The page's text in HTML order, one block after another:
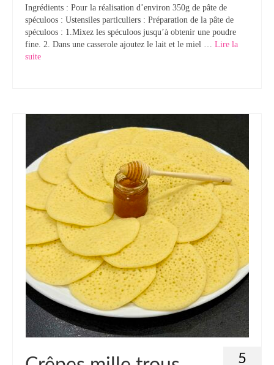
Ingrédients : Pour la réalisation d’environ 350g de pâte de
spéculoos : Ustensiles particuliers : Préparation de la pâte de
spéculoos : 1.Mixez les spéculoos jusqu’à obtenir une poudre
fine. 2. Dans une casserole ajoutez le lait et le miel … Lire la
suite­­
5